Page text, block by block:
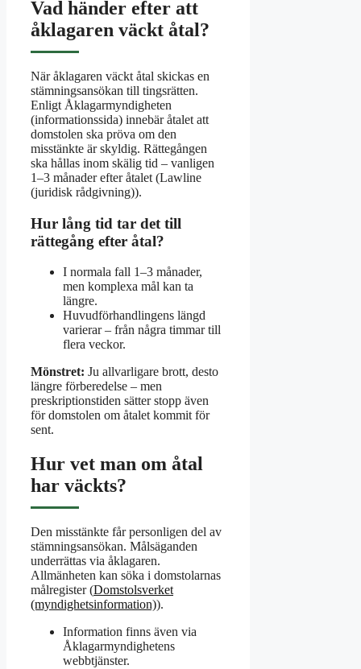
Vad händer efter att
åklagaren väckt åtal?
När åklagaren väckt åtal skickas en
stämningsansökan till tingsrätten.
Enligt Åklagarmyndigheten
(informationssida) innebär åtalet att
domstolen ska pröva om den
misstänkte är skyldig. Rättegången
ska hållas inom skälig tid – vanligen
1–3 månader efter åtalet (Lawline
(juridisk rådgivning)).
Hur lång tid tar det till
rättegång efter åtal?
I normala fall 1–3 månader,
men komplexa mål kan ta
längre.
Huvudförhandlingens längd
varierar – från några timmar till
flera veckor.
Mönstret: Ju allvarligare brott, desto
längre förberedelse – men
preskriptionstiden sätter stopp även
för domstolen om åtalet kommit för
sent.
Hur vet man om åtal
har väckts?
Den misstänkte får personligen del av
stämningsansökan. Målsäganden
underrättas via åklagaren.
Allmänheten kan söka i domstolarnas
målregister (Domstolsverket
(myndighetsinformation)).
Information finns även via
Åklagarmyndighetens
webbtjänster.